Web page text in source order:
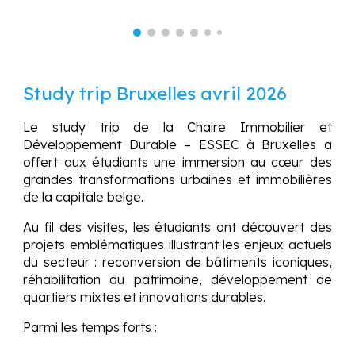
Study trip Bruxelles avril 2026
Le study trip de la Chaire Immobilier et
Développement Durable – ESSEC à Bruxelles a
offert aux étudiants une immersion au cœur des
grandes transformations urbaines et immobilières
de la capitale belge.
Au fil des visites, les étudiants ont découvert des
projets emblématiques illustrant les enjeux actuels
du secteur : reconversion de bâtiments iconiques,
réhabilitation du patrimoine, développement de
quartiers mixtes et innovations durables.
Parmi les temps forts :